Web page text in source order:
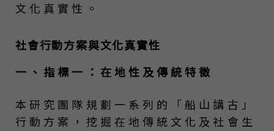
文化真實性。
社會行動方案與文化真實性
一、指標一：在地性及傳統特徵
本研究團隊規劃一系列的「船山講古」
行動方案，挖掘在地傳統文化及社會生